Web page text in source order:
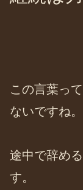
この言葉っ
ないですね。
途中で辞め
す。